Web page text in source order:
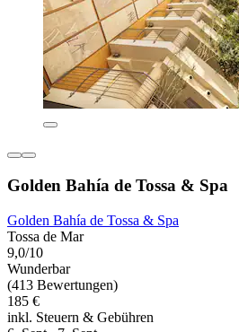
Golden Bahía de Tossa & Spa
Golden Bahía de Tossa & Spa
Tossa de Mar
9,0/10
Wunderbar
(413 Bewertungen)
185 €
inkl. Steuern & Gebühren